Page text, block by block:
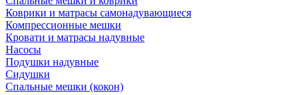
Коврики и матрасы самонадувающиеся
Компрессионные мешки
Кровати и матрасы надувные
Насосы
Подушки надувные
Сидушки
Спальные мешки (кокон)